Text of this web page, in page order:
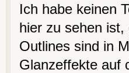
Ich habe keinen
hier zu sehen
Outlines sind in
Glanzeffekte auf